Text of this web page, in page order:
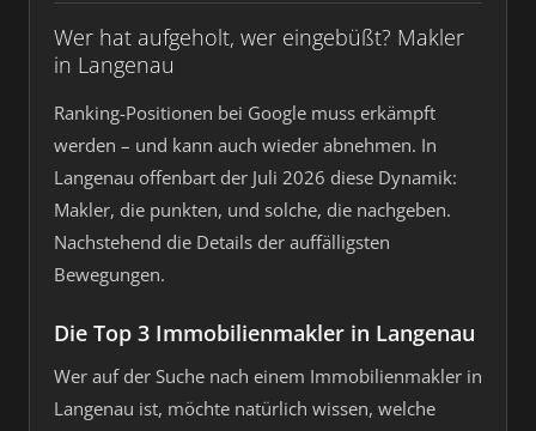
Wer hat aufgeholt, wer eingebüßt? Makler
in Langenau
Ranking-Positionen bei Google muss erkämpft
werden – und kann auch wieder abnehmen. In
Langenau offenbart der Juli 2026 diese Dynamik:
Makler, die punkten, und solche, die nachgeben.
Nachstehend die Details der auffälligsten
Bewegungen.
Die Top 3 Immobilienmakler in Langenau
Wer auf der Suche nach einem Immobilienmakler in
Langenau ist, möchte natürlich wissen, welche